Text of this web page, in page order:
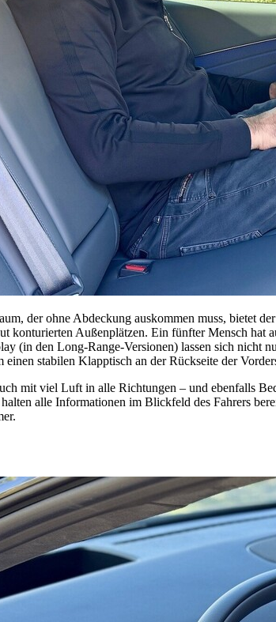
der ohne Abdeckung auskommen muss, bietet
konturierten Außenplätzen. Ein fünfter Mensch
(in den Long-Range-Versionen) lassen sich nicht
einen stabilen Klapptisch an der Rückseite der
mit viel Luft in alle Richtungen – und ebenfalls
alle Informationen im Blickfeld des Fahrers